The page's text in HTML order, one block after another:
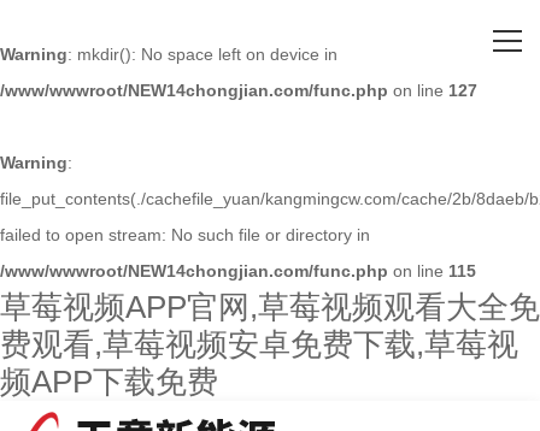
Warning: mkdir(): No space left on device in
/www/wwwroot/NEW14chongjian.com/func.php on line 127
Warning:
file_put_contents(./cachefile_yuan/kangmingcw.com/cache/2b/8daeb/
failed to open stream: No such file or directory in
/www/wwwroot/NEW14chongjian.com/func.php on line 115
草莓视频APP官网,草莓视频观看大全免
费观看,草莓视频安卓免费下载,草莓视
频APP下载免费
关于草莓视频APP官网
主营产品
人才招聘
新闻资讯
联系草莓视频APP官网